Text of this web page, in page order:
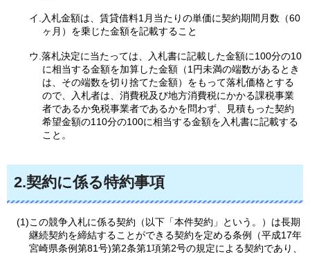
イ.入札金額は、賃貸借料1月当たりの単価に契約期間月数（60
ヶ月）を乗じた金額を記載すること
ウ.落札決定に当たっては、入札書に記載した金額に100分の10
に相当する金額を加算した金額（1円未満の端数があるとき
は、その端数を切り捨てた金額）をもって落札価格とする
ので、入札者は、消費税及び地方消費税にかかる課税事業
者であるか免税事業者であるかを問わず、見積もった契約
希望金額の110分の100に相当する金額を入札書に記載する
こと。
2.契約に係る特約事項
(1)この競争入札に係る契約（以下「本件契約」という。）は長期
継続契約を締結することができる契約を定める条例（平成17年
宮崎県条例第81号)第2条第1項第2号の規定による契約であり、